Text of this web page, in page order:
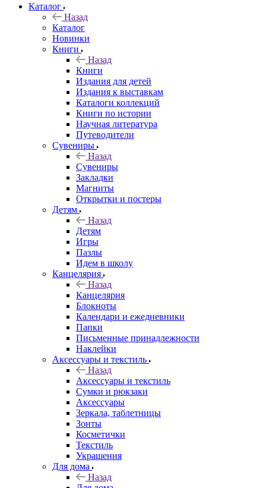
Каталог
Назад
Каталог
Новинки
Книги
Назад
Книги
Издания для детей
Издания к выставкам
Каталоги коллекций
Книги по истории
Научная литература
Путеводители
Сувениры
Назад
Сувениры
Закладки
Магниты
Открытки и постеры
Детям
Назад
Детям
Игры
Пазлы
Идем в школу
Канцелярия
Назад
Канцелярия
Блокноты
Календари и ежедневники
Папки
Письменные принадлежности
Наклейки
Аксессуары и текстиль
Назад
Аксессуары и текстиль
Сумки и рюкзаки
Аксессуары
Зеркала, таблетницы
Зонты
Косметички
Текстиль
Украшения
Для дома
Назад